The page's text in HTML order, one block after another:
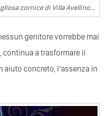
cornice di Villa Avellino…
genitore vorrebbe mai
continua a trasformare il
aiuto concreto, l’assenza in